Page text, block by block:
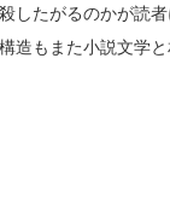
したがるのかが読
造もまた小説文学